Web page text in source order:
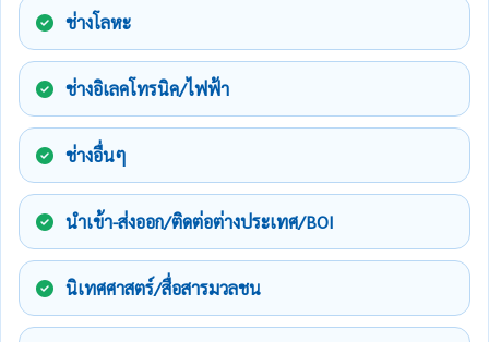
ช่างโลหะ
ช่างอิเลคโทรนิค/ไฟฟ้า
ช่างอื่นๆ
นำเข้า-ส่งออก/ติดต่อต่างประเทศ/BOI
นิเทศศาสตร์/สื่อสารมวลชน